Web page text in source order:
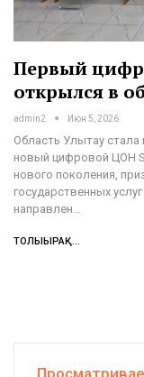
Первый
открылся в
admin2 Июн 5, 2026
Область Улытау
новый цифровой ЦОН
нового поколения,
государственных
направлен…
ТОЛЫҒЫРАҚ...